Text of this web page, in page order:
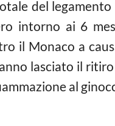
del
intorno ai 6
il Monaco a
lasciato il
al